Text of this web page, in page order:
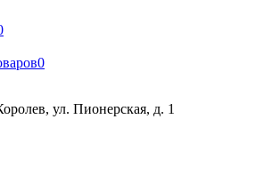
0
ул. Пионерская, д. 1